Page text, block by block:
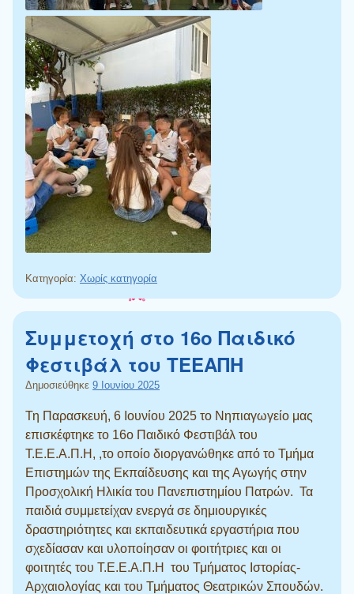
Κατηγορία: Χωρίς κατηγορία
Συμμετοχή στο 16ο Παιδικό
Φεστιβάλ του ΤΕΕΑΠΗ
Δημοσιεύθηκε 9 Ιουνίου 2025
Τη Παρασκευή, 6 Ιουνίου 2025 το Νηπιαγωγείο μας
επισκέφτηκε το 16ο Παιδικό Φεστιβάλ του
Τ.Ε.Ε.Α.Π.Η, ,το οποίο διοργανώθηκε από το Τμήμα
Επιστημών της Εκπαίδευσης και της Αγωγής στην
Προσχολική Ηλικία του Πανεπιστημίου Πατρών. Τα
παιδιά συμμετείχαν ενεργά σε δημιουργικές
δραστηριότητες και εκπαιδευτικά εργαστήρια που
σχεδίασαν και υλοποίησαν οι φοιτήτριες και οι
φοιτητές του Τ.Ε.Ε.Α.Π.Η του Τμήματος Ιστορίας-
Αρχαιολογίας και του Τμήματος Θεατρικών Σπουδών.